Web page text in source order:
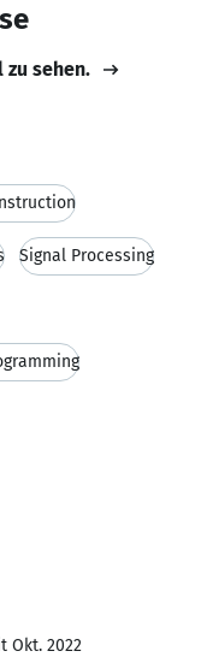
zu sehen.
Signal Processing
Okt. 2022